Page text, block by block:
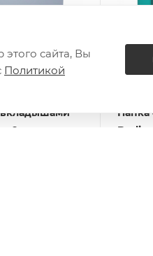
вкладышами
9мм,
сайта, Вы
Политикой